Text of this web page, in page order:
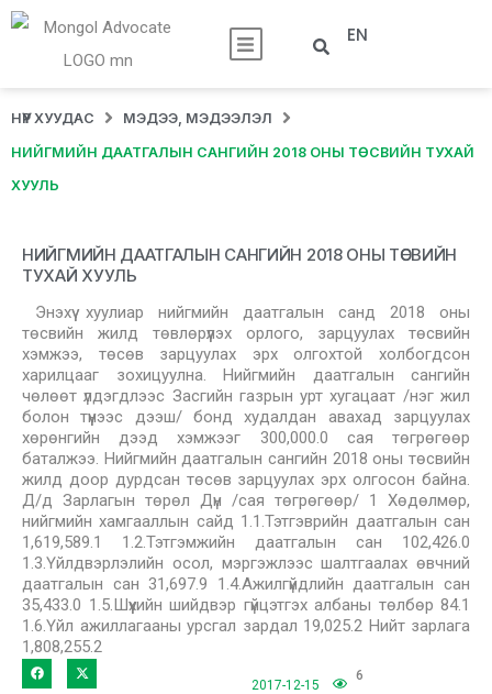
EN
НҮҮР ХУУДАС МЭДЭЭ, МЭДЭЭЛЭЛ
НИЙГМИЙН ДААТГАЛЫН САНГИЙН 2018 ОНЫ ТӨСВИЙН ТУХАЙ
ХУУЛЬ
НИЙГМИЙН ДААТГАЛЫН САНГИЙН 2018 ОНЫ ТӨСВИЙН
ТУХАЙ ХУУЛЬ
Энэхүү хуулиар нийгмийн даатгалын санд 2018 оны
төсвийн жилд төвлөрүүлэх орлого, зарцуулах төсвийн
хэмжээ, төсөв зарцуулах эрх олгохтой холбогдсон
харилцааг зохицуулна. Нийгмийн даатгалын сангийн
чөлөөт үлдэгдлээс Засгийн газрын урт хугацаат /нэг жил
болон түүнээс дээш/ бонд худалдан авахад зарцуулах
хөрөнгийн дээд хэмжээг 300,000.0 сая төгрөгөөр
баталжээ. Нийгмийн даатгалын сангийн 2018 оны төсвийн
жилд доор дурдсан төсөв зарцуулах эрх олгосон байна.
Д/д Зарлагын төрөл Дүн /сая төгрөгөөр/ 1 Хөдөлмөр,
нийгмийн хамгааллын сайд 1.1.Тэтгэврийн даатгалын сан
1,619,589.1 1.2.Тэтгэмжийн даатгалын сан 102,426.0
1.3.Үйлдвэрлэлийн осол, мэргэжлээс шалтгаалах өвчний
даатгалын сан 31,697.9 1.4.Ажилгүйдлийн даатгалын сан
35,433.0 1.5.Шүүхийн шийдвэр гүйцэтгэх албаны төлбөр 84.1
1.6.Үйл ажиллагааны урсгал зардал 19,025.2 Нийт зарлага
1,808,255.2
2017-12-15
6